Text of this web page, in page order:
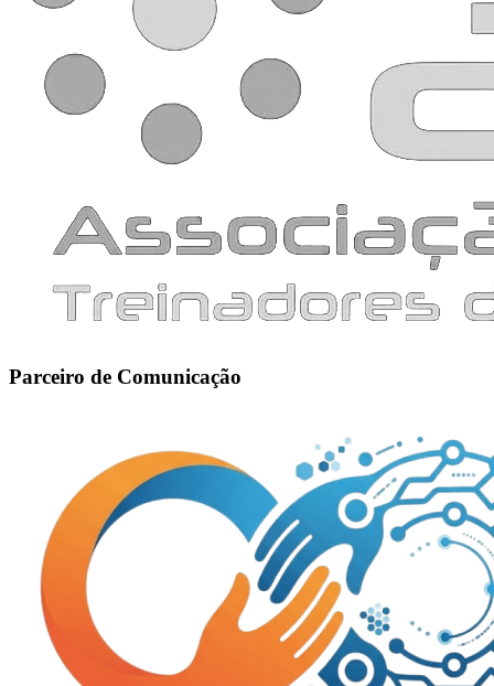
Parceiro de Comunicação